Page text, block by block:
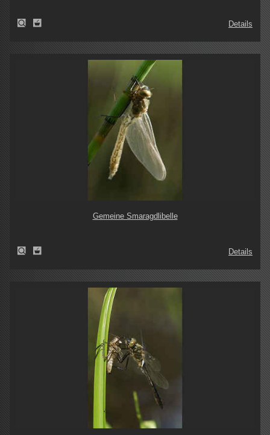
Details
Gemeine Smaragdlibelle
Details